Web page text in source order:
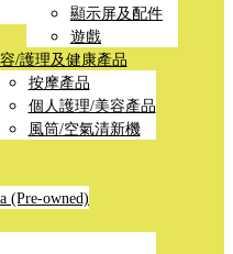
顯示屏及配件
遊戲
/護理及健康產品
按摩產品
個人護理/美容產品
風筒/空氣清新機
(Pre-owned)